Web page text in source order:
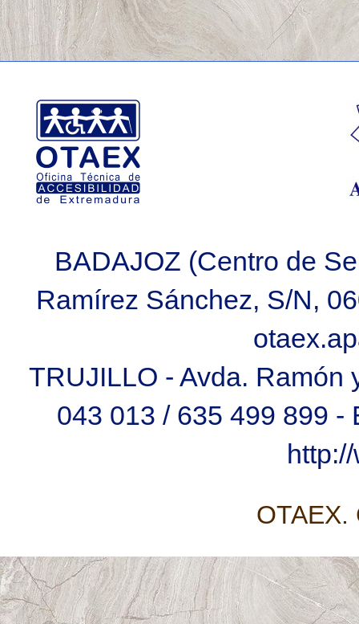
BADAJOZ (Centro de
Ramírez Sánchez, S/N,
TRUJILLO - Avda. Ramón
043 013 / 635 499 899 -